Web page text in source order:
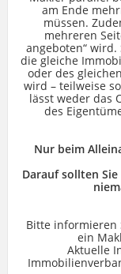
am Ende
müssen.
mehreren
angeboten“
die gleiche
oder des
wird – teilweise
lässt weder das
des
Nur beim
Darauf sollten
Bitte informieren
ein
Aktuelle